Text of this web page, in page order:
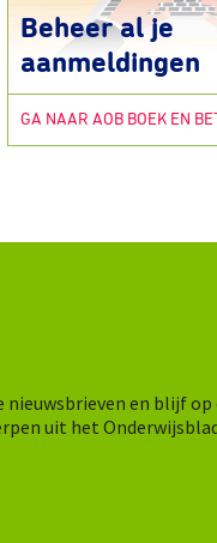
Beheer al je
aanmeldingen
GA NAAR AOB BOEK EN
nieuwsbrieven en blijf
uit het